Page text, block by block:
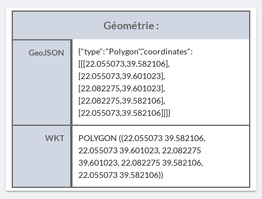
Géométrie :
GeoJSON
{"type":"Polygon","coordinates":
[[[22.055073,39.582106],
[22.055073,39.601023],
[22.082275,39.601023],
[22.082275,39.582106],
[22.055073,39.582106]]]}
WKT
POLYGON ((22.055073 39.582106,
22.055073 39.601023, 22.082275
39.601023, 22.082275 39.582106,
22.055073 39.582106))